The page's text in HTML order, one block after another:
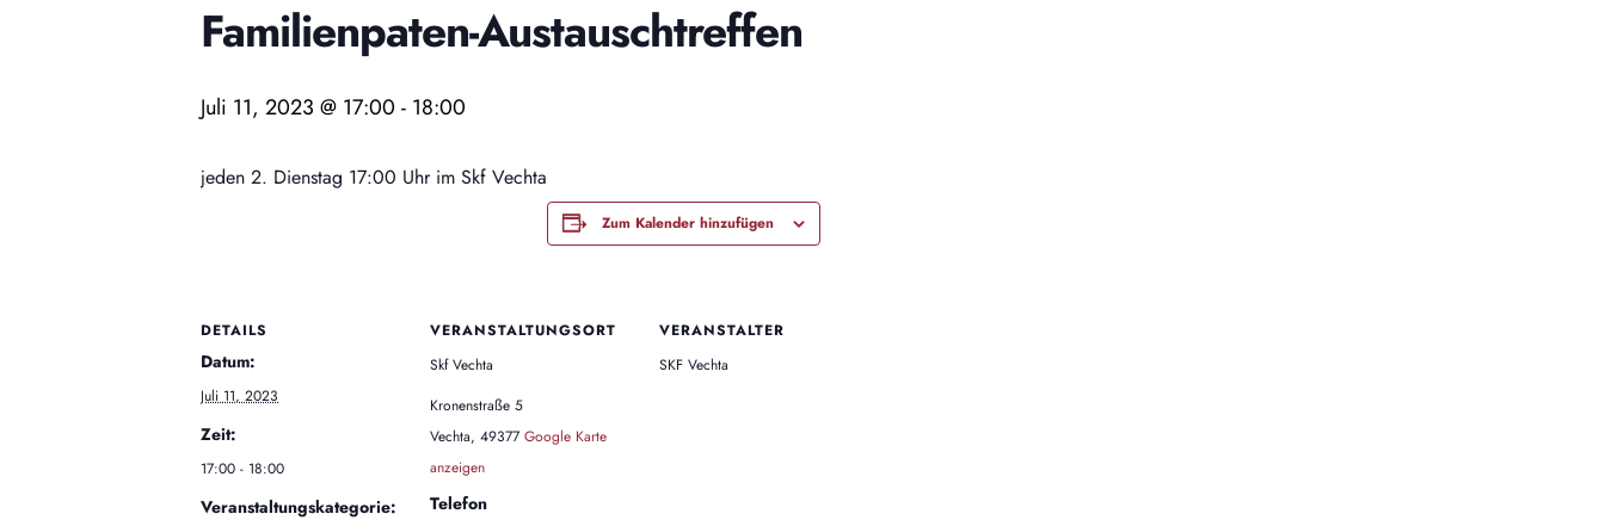
Familienpaten-Austauschtreffen
Juli 11, 2023 @ 17:00 - 18:00
jeden 2. Dienstag 17:00 Uhr im Skf Vechta
Zum Kalender hinzufügen
DETAILS
Datum:
Juli 11, 2023
Zeit:
17:00 - 18:00
Veranstaltungskategorie:
VERANSTALTUNGSORT
Skf Vechta
Kronenstraße 5
Vechta, 49377 Google Karte
anzeigen
Telefon
VERANSTALTER
SKF Vechta